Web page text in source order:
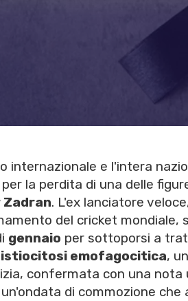
internazionale e l'intera
la perdita di una delle
Zadran. L'ex lanciatore
del cricket mondiale,
gennaio per sottoporsi a
emofagocitica,
confermata con una nota
di commozione